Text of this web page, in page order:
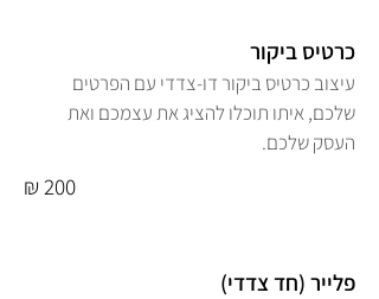
כרטיס ביקור
עיצוב כרטיס ביקור דו-צדדי עם הפרטים
שלכם, איתו תוכלו להציג את עצמכם ואת
העסק שלכם.
200 ₪
פלייר (חד צדדי)